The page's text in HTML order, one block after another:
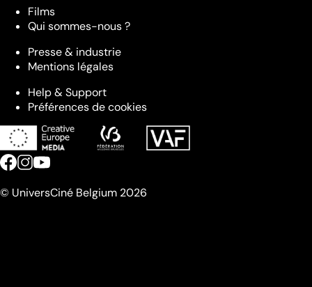
Films
Qui sommes-nous ?
Presse & industrie
Mentions légales
Help & Support
Préférences de cookies
© UniversCiné Belgium 2026